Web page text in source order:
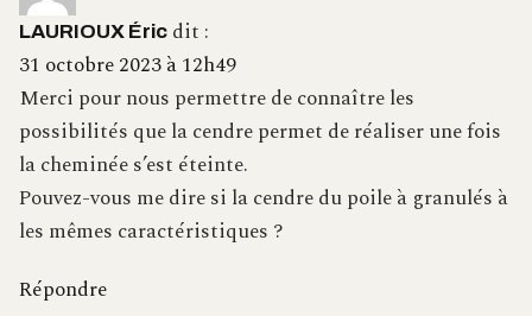
LAURIOUX Éric dit :
31 octobre 2023 à 12h49
Merci pour nous permettre de connaître les
possibilités que la cendre permet de réaliser une fois
la cheminée s’est éteinte.
Pouvez-vous me dire si la cendre du poile à granulés à
les mêmes caractéristiques ?
Répondre